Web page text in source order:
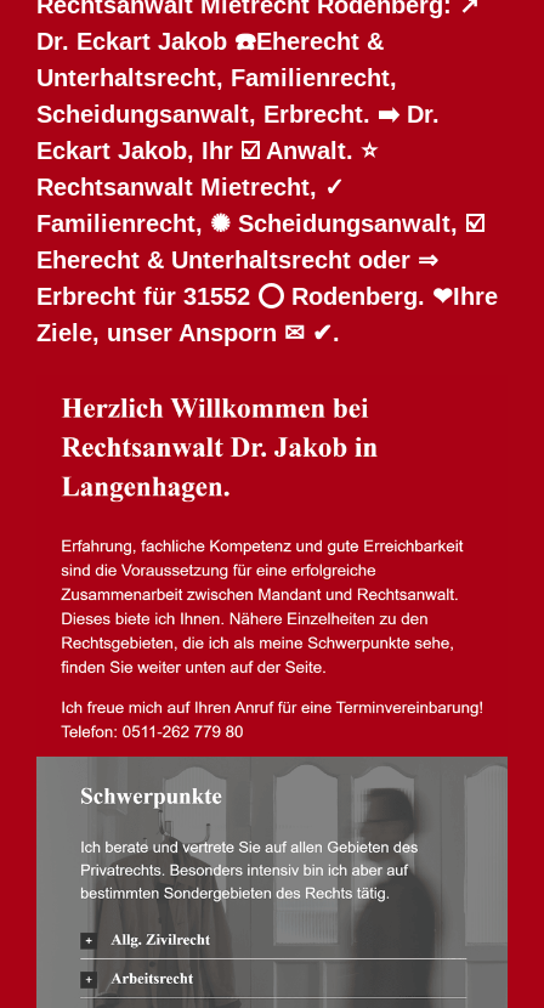
Dr. Eckart Jakob ☎️Eherecht &
Unterhaltsrecht, Familienrecht,
Scheidungsanwalt, Erbrecht. ➡️ Dr.
Eckart Jakob, Ihr ☑️ Anwalt. ⭐
Rechtsanwalt Mietrecht, ✓
Familienrecht, ✺ Scheidungsanwalt, ☑️
Eherecht & Unterhaltsrecht oder ⇒
Erbrecht für 31552 ⭕ Rodenberg. ❤Ihre
Ziele, unser Ansporn ✉ ✔.